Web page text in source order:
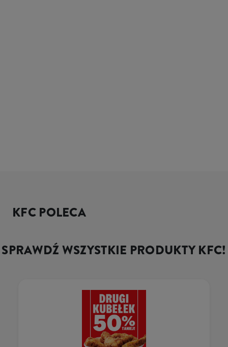
KFC POLECA
SPRAWDŹ WSZYSTKIE PRODUKTY KFC!